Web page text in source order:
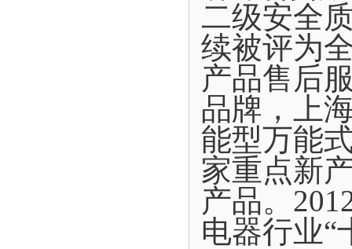
二级安全
续被评为
产品售后
品牌，上
能型万能
家重点新
产品。
电器行业“